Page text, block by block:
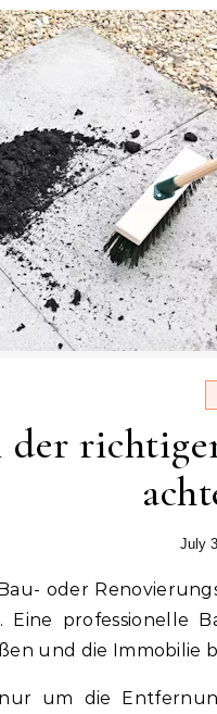
der
July
professionelle
und die Immobilie
um die